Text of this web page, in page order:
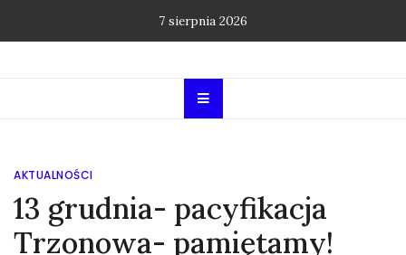
7 sierpnia 2026
AKTUALNOŚCI
13 grudnia- pacyfikacja
Trzonowa- pamiętamy!